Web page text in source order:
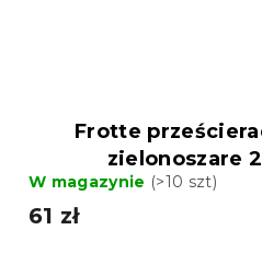
Frotte
zielonoszare
W magazynie (>10 szt)
61 zł